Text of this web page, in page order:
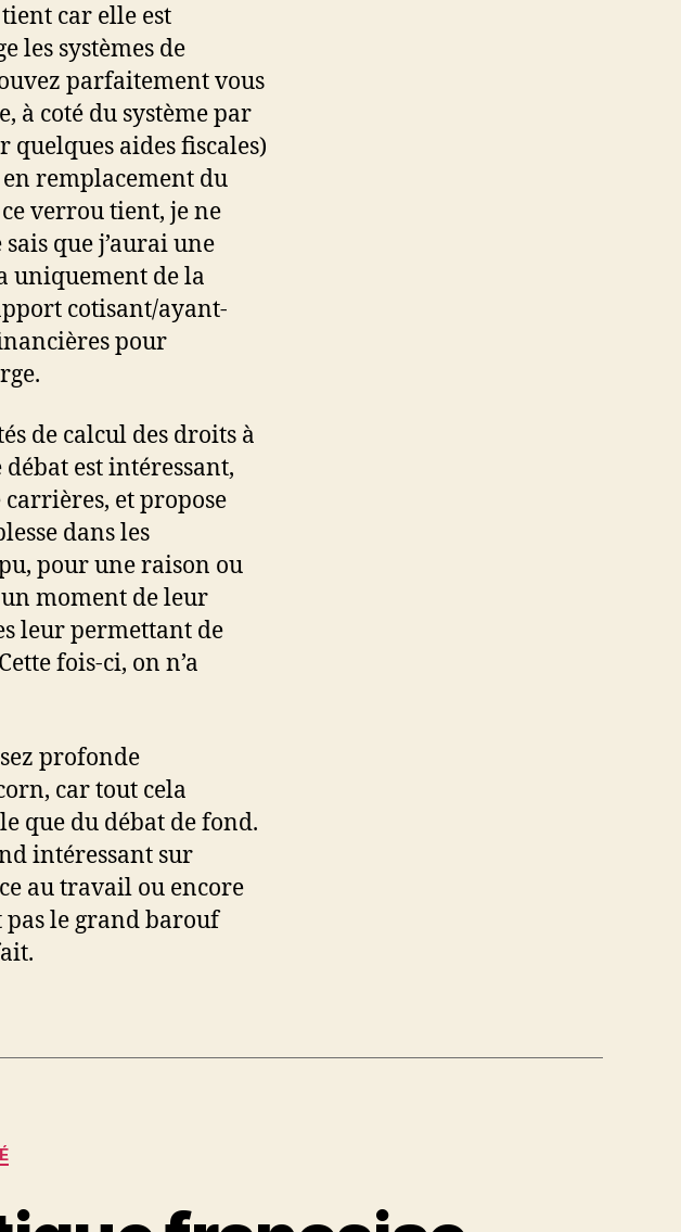
car elle est
les systèmes de
parfaitement vous
à coté du système par
aides fiscales)
en remplacement du
verrou tient, je ne
que j’aurai une
uniquement de la
cotisant/ayant-
pour
de calcul des droits à
est intéressant,
et propose
dans les
pour une raison ou
moment de leur
leur permettant de
fois-ci, on n’a
profonde
car tout cela
que du débat de fond.
intéressant sur
au travail ou encore
pas le grand barouf